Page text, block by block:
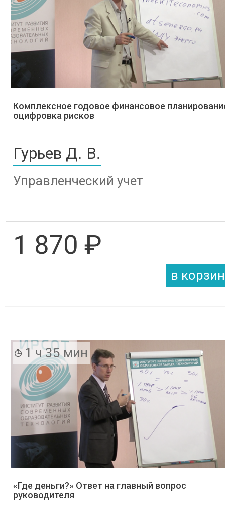
Комплексное годовое финансовое
оцифровка рисков
Гурьев Д. В.
Управленческий учет
1 870 ₽
1 ч 35 мин
«Где деньги?» Ответ на главный вопрос
руководителя